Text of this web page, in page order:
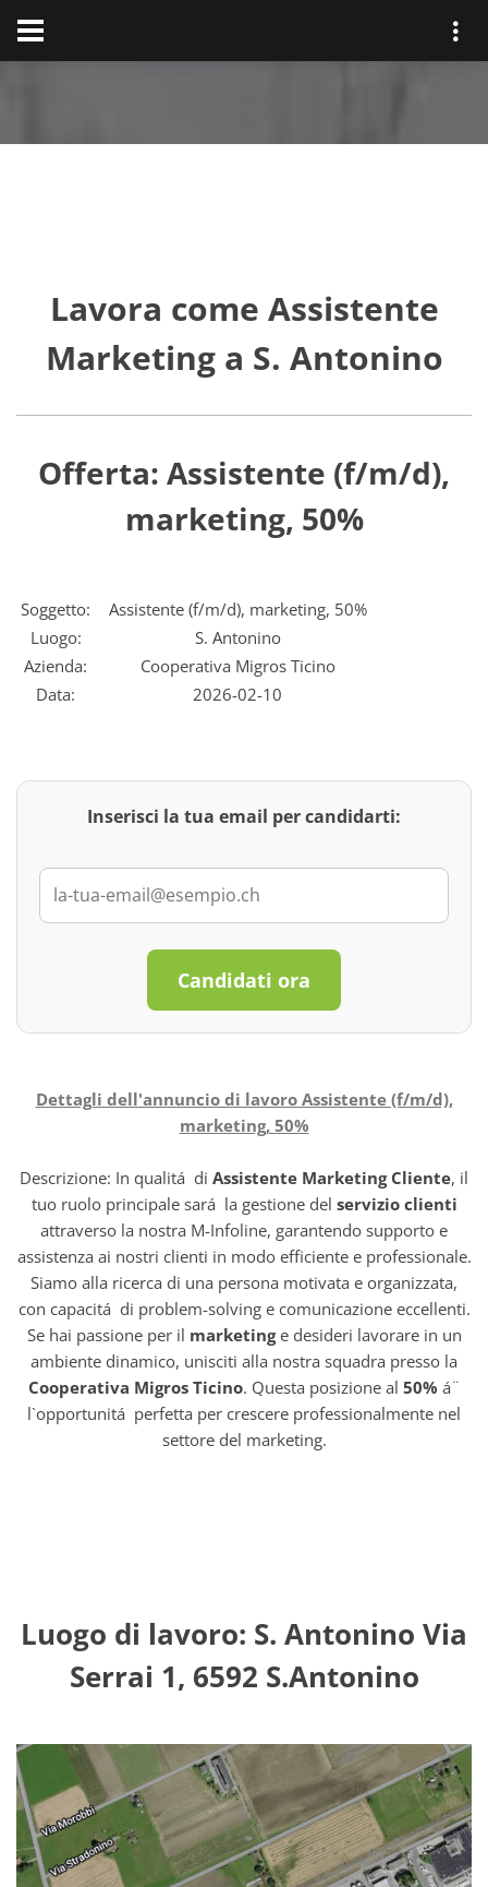
Lavora come Assistente
Marketing a S. Antonino
Offerta: Assistente (f/m/d),
marketing, 50%
Soggetto:
Assistente (f/m/d), marketing, 50%
Luogo:
S. Antonino
Azienda:
Cooperativa Migros Ticino
Data:
2026-02-10
Inserisci la tua email per candidarti:
Candidati ora
Dettagli dell'annuncio di lavoro Assistente (f/m/d),
marketing, 50%
Descrizione: In qualitá di Assistente Marketing Cliente, il
tuo ruolo principale sará la gestione del servizio clienti
attraverso la nostra M-Infoline, garantendo supporto e
assistenza ai nostri clienti in modo efficiente e professionale.
Siamo alla ricerca di una persona motivata e organizzata,
con capacitá di problem-solving e comunicazione eccellenti.
Se hai passione per il marketinge desideri lavorare in un
ambiente dinamico, unisciti alla nostra squadra presso la
Cooperativa Migros Ticino. Questa posizione al 50% á¨
l`opportunitá perfetta per crescere professionalmente nel
settore del marketing.
Luogo di lavoro: S. Antonino Via
Serrai 1, 6592 S.Antonino